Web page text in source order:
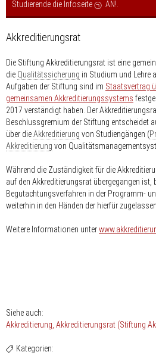
Studierende die Infoseite
AN!
Akkreditierungsrat
Die Stiftung Akkreditierungsrat ist eine
die Qualitätssicherung in Studium und Lehre
Aufgaben der Stiftung sind im Staatsvertrag
gemeinsamen Akkreditierungssystems
2017 verständigt haben. Der
Beschlussgremium der Stiftung entscheidet
über dieAkkreditierung von Studiengängen (
Akkreditierung von
Während die Zuständigkeit für die
auf den Akkreditierungsrat übergegangen ist,
Begutachtungsverfahren in der Programm-
weiterhin in den Händen der hierfür
Weitere Informationen unter
Siehe auch:
Akkreditierung Akkreditierungsrat (Stiftung
Kategorien: